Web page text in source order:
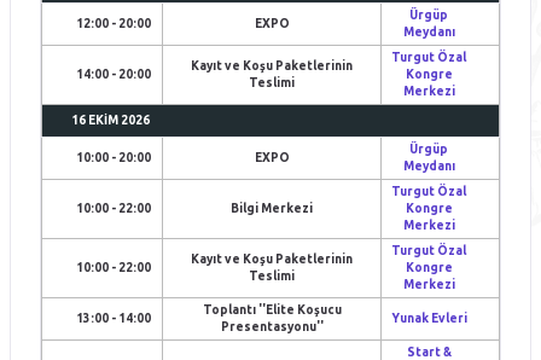
12:00 - 20:00 EXPO
Ürgüp
Meydanı
14:00 - 20:00
Kayıt ve Koşu Paketlerinin
Teslimi
Turgut Özal
Kongre
Merkezi
16 EKIM 2026
10:00 - 20:00 EXPO
Ürgüp
Meydanı
10:00 - 22:00 Bilgi Merkezi
Turgut Özal
Kongre
Merkezi
10:00 - 22:00
Kayıt ve Koşu Paketlerinin
Teslimi
Turgut Özal
Kongre
Merkezi
13:00 - 14:00
Toplantı ''Elite Koşucu
Presentasyonu''
Yunak Evleri
Start &